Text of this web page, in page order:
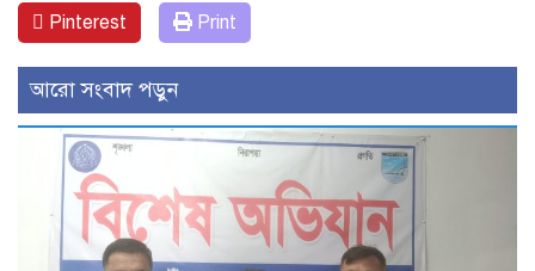
Pinterest Print
আরো সংবাদ পড়ুন